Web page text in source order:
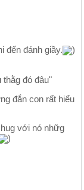
đến đánh giầy.
)
thằg đó đâu"
đắn con rất hiểu
với nó nhữg
)